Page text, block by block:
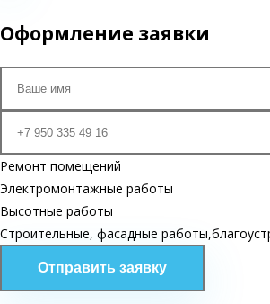
Оформление заявки
Ремонт помещений
Электромонтажные работы
Высотные работы
Строительные, фасадные